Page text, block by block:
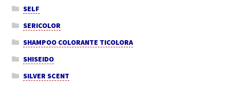
SELF
SERICOLOR
SHAMPOO COLORANTE TICOLORA
SHISEIDO
SILVER SCENT